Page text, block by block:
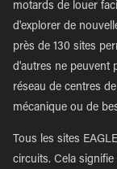
motards de louer
d'explorer de
près de 130 sites
d'autres ne peuvent
réseau de centres
mécanique ou de
Tous les sites
circuits. Cela